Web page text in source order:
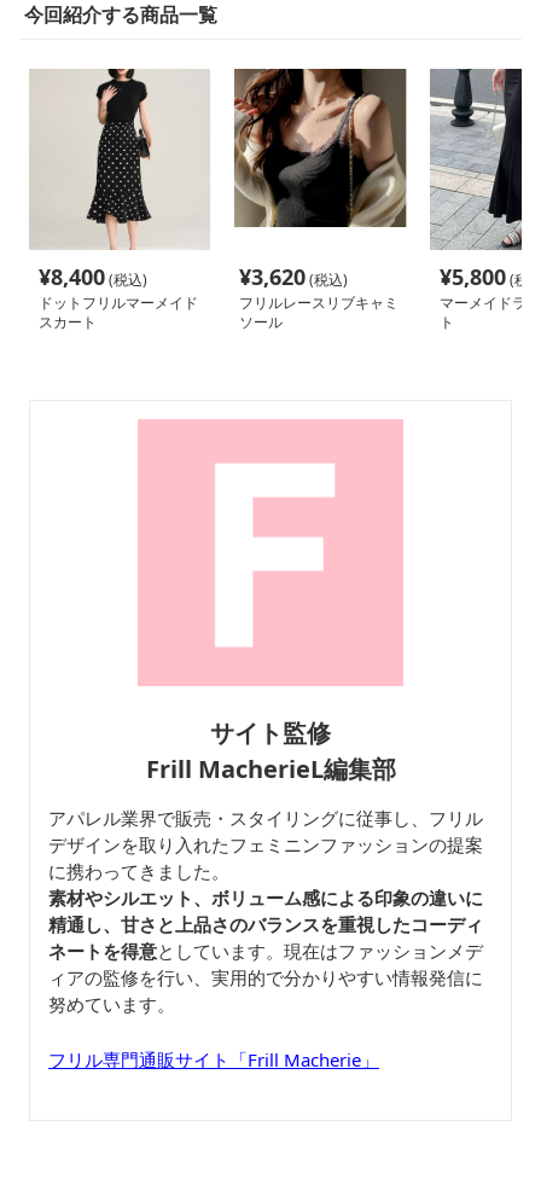
今回紹介する商品一覧
¥8,400(税込)
ドットフリルマーメイド
スカート
¥3,620(税込)
フリルレースリブキャミ
ソール
¥5,800(税
マーメイドラ
ト
サイト監修
Frill MacherieL編集部
アパレル業界で販売・スタイリングに従事し、フリル
デザインを取り入れたフェミニンファッションの提案
に携わってきました。
素材やシルエット、ボリューム感による印象の違いに
精通し、甘さと上品さのバランスを重視したコーディ
ネートを得意としています。現在はファッションメデ
ィアの監修を行い、実用的で分かりやすい情報発信に
努めています。
フリル専門通販サイト「Frill Macherie」